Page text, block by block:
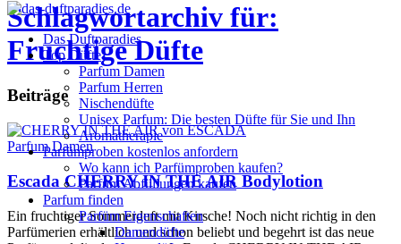
Das Duftparadies
Top Düfte
Parfum Damen
Parfum Herren
Nischendüfte
Unisex Parfum: Die besten Düfte für Sie und Ihn
Aromatherapie
Parfümproben kostenlos anfordern
Wo kann ich Parfümproben kaufen?
Parfüm Abfüllungen kaufen
Parfum finden
Parfüm Eigenschaften
Damendüfte
Schlagwortarchiv für:
Fruchtige Düfte
Beiträge
Parfum Damen
Escada CHERRY IN THE AIR Bodylotion
Ein fruchtiger Sommerduft mit Kirsche! Noch nicht richtig in den
Parfümerien erhältlich und schon beliebt und begehrt ist das neue